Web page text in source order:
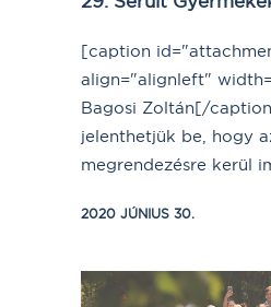
[caption
align="alignleft"
Bagosi Zoltán[/
jelenthetjük be, hogy
megrendezésre kerül
2020 JÚNIUS 30.